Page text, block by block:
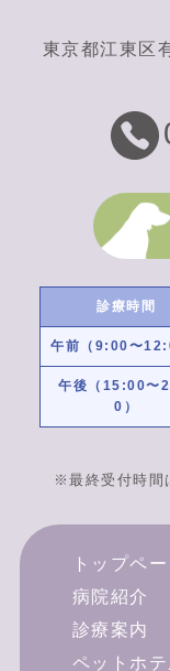
東京都江東区
診療時間
午前（9:00〜
午後（15:00〜
0）
※最終受付時間
トップペー
病院紹介
診療案内
ペットホテ